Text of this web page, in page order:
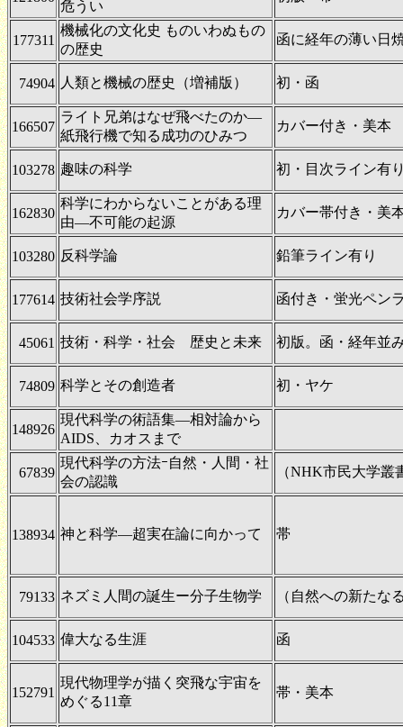
危うい
177311
機械化の文化史 ものいわぬもの
の歴史
函に経年の薄い日
74904 人類と機械の歴史（増補版） 初・函
166507
ライト兄弟はなぜ飛べたのか―
紙飛行機で知る成功のひみつ
カバー付き・美本
103278 趣味の科学 初・目次ライン有
162830
科学にわからないことがある理
由―不可能の起源
カバー帯付き・美
103280 反科学論 鉛筆ライン有り
177614 技術社会学序説 函付き・蛍光ペン
45061 技術・科学・社会 歴史と未来 初版。函・経年並
74809 科学とその創造者 初・ヤケ
148926
現代科学の術語集―相対論から
AIDS、カオスまで
67839
現代科学の方法ｰ自然・人間・社
会の認識
（NHK市民大学叢
138934 神と科学―超実在論に向かって 帯
79133 ネズミ人間の誕生ー分子生物学 （自然への新たな
104533 偉大なる生涯 函
152791
現代物理学が描く突飛な宇宙を
めぐる11章
帯・美本